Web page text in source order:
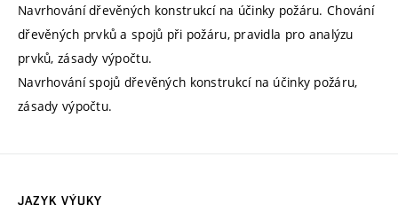
Navrhování dřevěných konstrukcí na účinky požáru. Chování
dřevěných prvků a spojů při požáru, pravidla pro analýzu
prvků, zásady výpočtu.
Navrhování spojů dřevěných konstrukcí na účinky požáru,
zásady výpočtu.
JAZYK VÝUKY